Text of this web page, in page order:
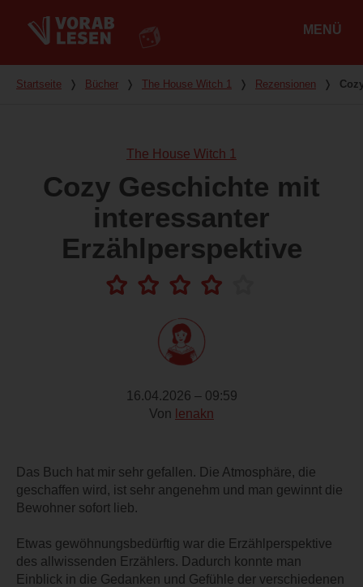
MENÜ
Du bist hier
Startseite ❭ Bücher ❭ The House Witch 1 ❭ Rezensionen ❭
The House Witch 1
Cozy Geschichte mit
interessanter
Erzählperspektive
16.04.2026 – 09:59
Von lenakn
Das Buch hat mir sehr gefallen. Die Atmosphäre, die
geschaffen wird, ist sehr angenehm und man gewinnt die
Bewohner sofort lieb.
Etwas gewöhnungsbedürftig war die Erzählperspektive
des allwissenden Erzählers. Dadurch konnte man
Einblick in die Gedanken und Gefühle der verschiedenen